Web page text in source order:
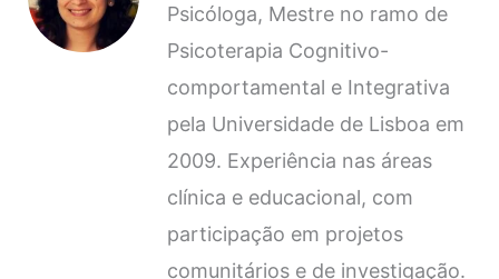
Psicóloga, Mestre no ramo de
Psicoterapia Cognitivo-
comportamental e Integrativa
pela Universidade de Lisboa em
2009. Experiência nas áreas
clínica e educacional, com
participação em projetos
comunitários e de investigação.